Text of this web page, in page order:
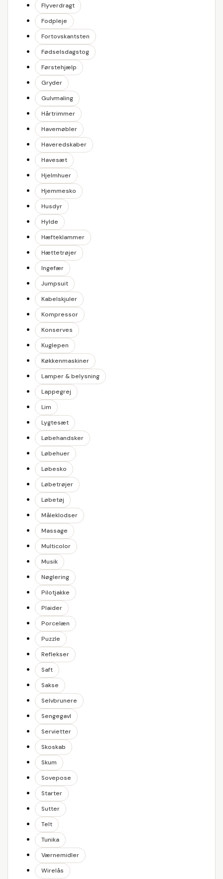
Flyverdragt
Fodpleje
Fortovskantsten
Fødselsdagstog
Førstehjælp
Gryder
Gulvmaling
Hårtrimmer
Havemøbler
Haveredskaber
Havesæt
Hjelmhuer
Hjemmesko
Husdyr
Hylde
Hæfteklammer
Hættetrøjer
Ingefær
Jumpsuit
Kabelskjuler
Kompressor
Konserves
Kuglepen
Køkkenmaskiner
Lamper & belysning
Lappegrej
Lim
Lygtesæt
Løbehandsker
Løbehuer
Løbesko
Løbetrøjer
Løbetøj
Måleklodser
Massage
Multicolor
Musik
Nøglering
Pilotjakke
Plaider
Porcelæn
Puzzle
Reflekser
Saft
Sakse
Selvbrunere
Sengegavl
Servietter
Skoskab
Skum
Sovepose
Starter
Sutter
Telt
Tunika
Værnemidler
Wirelås